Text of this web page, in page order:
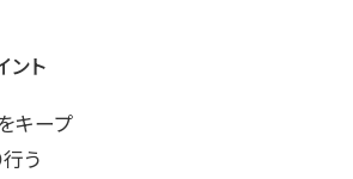
ント
キープ
う